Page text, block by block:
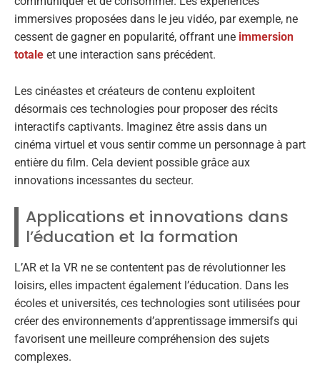
immersives proposées dans le jeu vidéo, par exemple, ne
cessent de gagner en popularité, offrant une immersion
totale et une interaction sans précédent.
Les cinéastes et créateurs de contenu exploitent
désormais ces technologies pour proposer des récits
interactifs captivants. Imaginez être assis dans un
cinéma virtuel et vous sentir comme un personnage à part
entière du film. Cela devient possible grâce aux
innovations incessantes du secteur.
Applications et innovations dans
l’éducation et la formation
L’AR et la VR ne se contentent pas de révolutionner les
loisirs, elles impactent également l’éducation. Dans les
écoles et universités, ces technologies sont utilisées pour
créer des environnements d’apprentissage immersifs qui
favorisent une meilleure compréhension des sujets
complexes.